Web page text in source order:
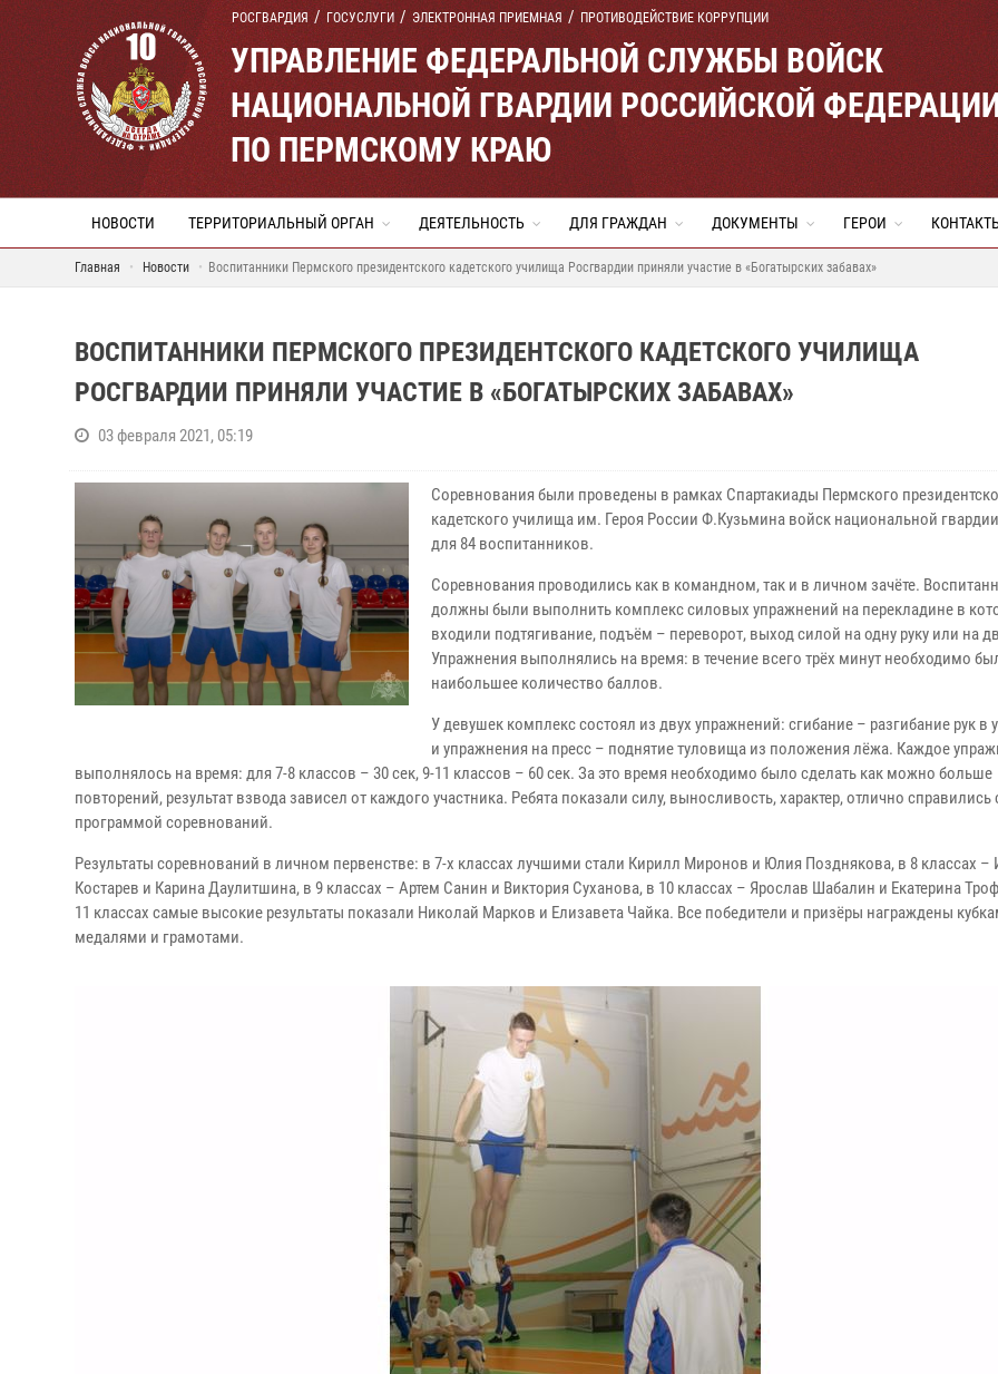
РОСГВАРДИЯ ГОСУСЛУГИ ЭЛЕКТРОННАЯ ПРИЕМНАЯ ПРОТИВОДЕЙСТВИЕ КОРРУПЦИИ
УПРАВЛЕНИЕ ФЕДЕРАЛЬНОЙ СЛУЖБЫ ВОЙСК
НАЦИОНАЛЬНОЙ ГВАРДИИ РОССИЙСКОЙ
ПО ПЕРМСКОМУ КРАЮ
НОВОСТИ ТЕРРИТОРИАЛЬНЫЙ ОРГАН ДЕЯТЕЛЬНОСТЬ ДЛЯ ГРАЖДАН ДОКУМЕНТЫ ГЕРОИ
Главная Новости Воспитанники Пермского президентского кадетского училища Росгвардии приняли участие в «Богатырских забавах»
ВОСПИТАННИКИ ПЕРМСКОГО ПРЕЗИДЕНТСКОГО КАДЕТСКОГО УЧИЛИЩА
РОСГВАРДИИ ПРИНЯЛИ УЧАСТИЕ В «БОГАТЫРСКИХ ЗАБАВАХ»
03 февраля 2021, 05:19
Соревнования были проведены в рамках Спартакиады Пермского
кадетского училища им. Героя России Ф.Кузьмина войск национальной
для 84 воспитанников.
Соревнования проводились как в командном, так и в личном зачёте.
должны были выполнить комплекс силовых упражнений на перекладине в
входили подтягивание, подъём – переворот, выход силой на одну руку или на
Упражнения выполнялись на время: в течение всего трёх минут необходимо
наибольшее количество баллов.
У девушек комплекс состоял из двух упражнений: сгибание – разгибание рук в
и упражнения на пресс – поднятие туловища из положения лёжа. Каждое
выполнялось на время: для 7-8 классов – 30 сек, 9-11 классов – 60 сек. За это время необходимо было сделать как можно больше
повторений, результат взвода зависел от каждого участника. Ребята показали силу, выносливость, характер, отлично справились
программой соревнований.
Результаты соревнований в личном первенстве: в 7-х классах лучшими стали Кирилл Миронов и Юлия Позднякова, в 8 классах –
Костарев и Карина Даулитшина, в 9 классах – Артем Санин и Виктория Суханова, в 10 классах – Ярослав Шабалин и Екатерина
11 классах самые высокие результаты показали Николай Марков и Елизавета Чайка. Все победители и призёры награждены
медалями и грамотами.